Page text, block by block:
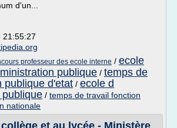
d'un...
21:55:27
professeur des ecole interne / ecole
publique / temps de
publique d'etat / ecole d
/ temps de travail fonction
nationale
et au lycée - Ministère